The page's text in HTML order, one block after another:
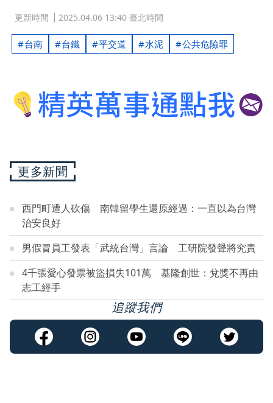
更新時間 2025.04.06 13:40 臺北時間
台南 台鐵 平交道 水泥 公共危險罪
更多新聞
西門町遭人砍傷 南韓留學生還原經過：一直以為台灣
治安良好
男假冒員工發表「武統台灣」言論 工研院發聲將究責
4千張愛心發票被盜損失101萬 基隆創世：兌獎不再由
志工經手
追蹤我們